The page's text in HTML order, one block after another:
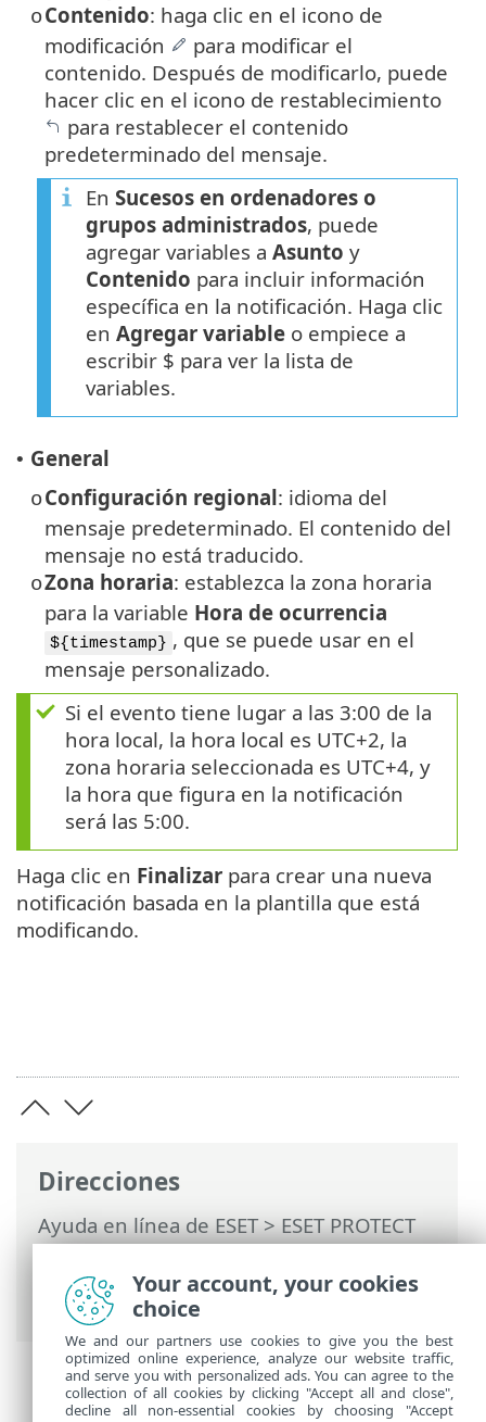
Direcciones
Ayuda en línea de ESET>ESET PROTECT
On-Prem>Utilización de ESET PROTECT
On-Prem
>ESET PROTECT On-Prem Menú
principal
>Notificaciones > Distribución
oContenido: haga clic en el icono de
modificación
para modificar el
contenido. Después de modificarlo, puede
hacer clic en el icono de restablecimiento
para restablecer el contenido
predeterminado del mensaje.
En Sucesos en ordenadores o
grupos administrados, puede
agregar variables a Asunto y
Contenido para incluir información
específica en la notificación. Haga clic
en Agregar variable o empiece a
escribir $ para ver la lista de
variables.
• General
oConfiguración regional: idioma del
mensaje predeterminado. El contenido del
mensaje no está traducido.
oZona horaria: establezca la zona horaria
para la variable Hora de ocurrencia
${timestamp} , que se puede usar en el
mensaje personalizado.
Si el evento tiene lugar a las 3:00 de la
hora local, la hora local es UTC+2, la
zona horaria seleccionada es UTC+4, y
la hora que figura en la notificación
será las 5:00.
Haga clic en Finalizar para crear una nueva
notificación basada en la plantilla que está
modificando.
Your account, your cookies
choice
We and our partners use cookies to give you the best
optimized online experience, analyze our website traffic,
and serve you with personalized ads. You can agree to the
collection of all cookies by clicking "Accept all and close",
decline all non-essential cookies by choosing "Accept